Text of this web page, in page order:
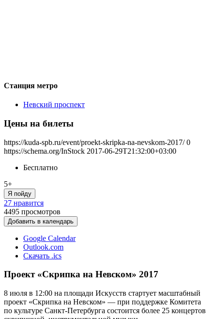
Станция метро
Невский проспект
Цены на билеты
https://kuda-spb.ru/event/proekt-skripka-na-nevskom-2017/ 0
https://schema.org/InStock 2017-06-29T21:32:00+03:00
Бесплатно
5+
Я пойду
27 нравится
4495 просмотров
Добавить в календарь
Google Calendar
Outlook.com
Скачать .ics
Проект «Скрипка на Невском» 2017
8 июля в 12:00 на площади Искусств стартует масштабный
проект «Скрипка на Невском» — при поддержке Комитета
по культуре Санкт-Петербурга состоится более 25 концертов